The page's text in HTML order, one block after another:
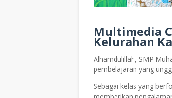
Multimedia
Kelurahan
Alhamdulillah, SMP
pembelajaran yang
Sebagai kelas yang